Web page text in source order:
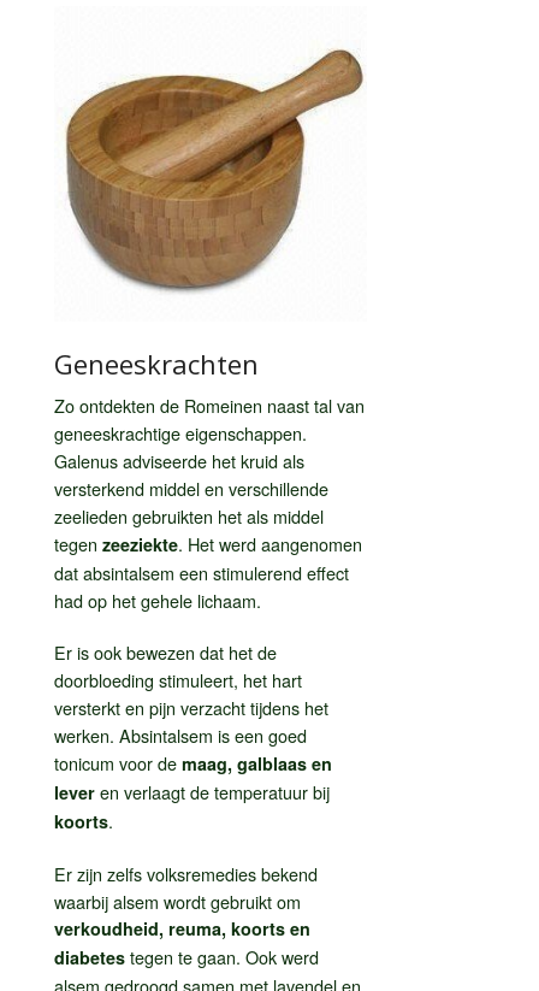
Geneeskrachten
Zo ontdekten de Romeinen naast tal van
geneeskrachtige eigenschappen.
Galenus adviseerde het kruid als
versterkend middel en verschillende
zeelieden gebruikten het als middel
tegen zeeziekte. Het werd aangenomen
dat absintalsem een stimulerend effect
had op het gehele lichaam.
Er is ook bewezen dat het de
doorbloeding stimuleert, het hart
versterkt en pijn verzacht tijdens het
werken. Absintalsem is een goed
tonicum voor de maag, galblaas en
lever en verlaagt de temperatuur bij
koorts.
Er zijn zelfs volksremedies bekend
waarbij alsem wordt gebruikt om
verkoudheid, reuma, koorts en
diabetes tegen te gaan. Ook werd
alsem gedroogd samen met lavendel en